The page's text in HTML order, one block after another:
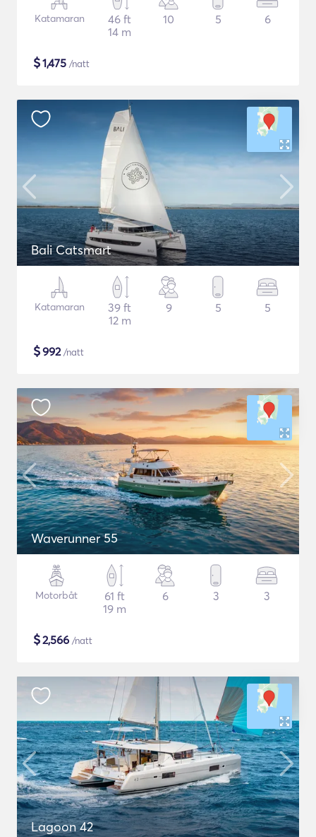
Katamaran
46 ft
14 m
10 5 6
$1,475 /natt
Bali Catsmart
Katamaran
39 ft
12 m
9 5 5
$992/natt
Waverunner 55
Motorbåt
61 ft
19 m
6 3 3
$2,566 /natt
Lagoon 42